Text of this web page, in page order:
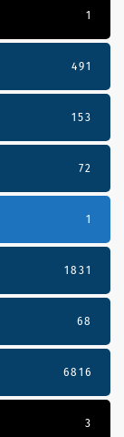
1
491
153
72
1
1831
68
6816
3